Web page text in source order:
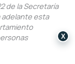
de la Secretaría
adelante esta
X